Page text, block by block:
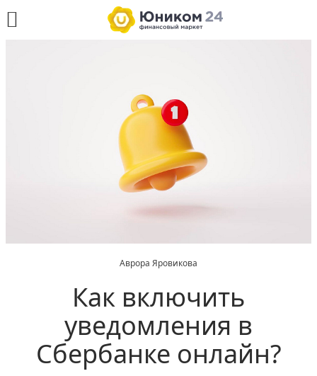
Аврора Яровикова
Как включить
уведомления в
Сбербанке онлайн?